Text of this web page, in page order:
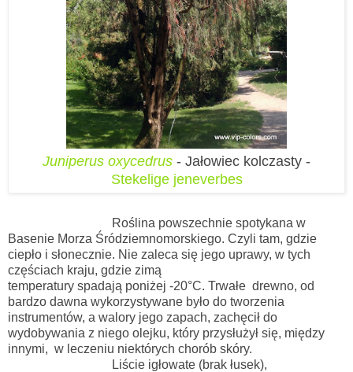
Juniperus oxycedrus - Jałowiec kolczasty -
Stekelige jeneverbes
Roślina powszechnie spotykana w
Basenie Morza Śródziemnomorskiego. Czyli tam, gdzie
ciepło i słonecznie. Nie zaleca się jego uprawy, w tych
częściach kraju, gdzie zimą
temperatury spadają poniżej -20°C. Trwałe drewno, od
bardzo dawna wykorzystywane było do tworzenia
instrumentów, a walory jego zapach, zachęcił do
wydobywania z niego olejku, który przysłużył się, między
innymi, w leczeniu niektórych chorób skóry.
Liście igłowate (brak łusek),